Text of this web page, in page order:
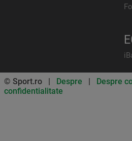
© Sport.ro | Despre | Despre
confidentialitate